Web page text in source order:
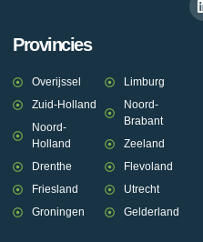
Provincies
Overijssel
Zuid-Holland
Noord-
Holland
Drenthe
Friesland
Groningen
Limburg
Noord-
Brabant
Zeeland
Flevoland
Utrecht
Gelderland